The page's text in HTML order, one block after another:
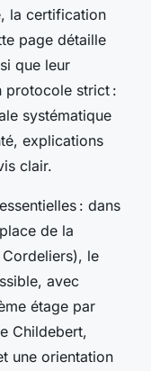
la certification
page détaille
que leur
protocole strict :
systématique
explications
clair.
: dans
de la
le
avec
étage par
Childebert,
une orientation